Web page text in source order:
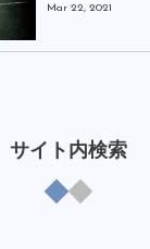
Mar 22, 2021
サイト内検索